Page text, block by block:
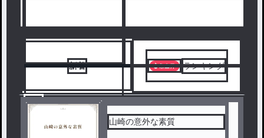
1
新着 ランキング
山崎の意外な素質